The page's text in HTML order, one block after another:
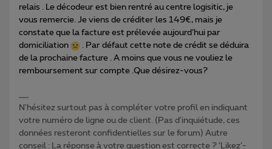
relais . Le décodeur est bien rentré au centre logisitic, je
vous remercie. Je viens de créditer les 149€, mais je
constate que la facture est prélevée aujourd’hui par
domiciliation
. Par défaut cette note de crédit se déduira
de la prochaine facture . A moins que vous ne vouliez le
remboursement sur compte .Que désirez-vous?
N'hésitez surtout pas à compléter votre profil en indiquant
votre numéro de ligne ou de client. (Pas d'inquiétude, ces
données resteront confidentielles sur le forum) Autre
conseil : La réponse à votre question est correcte ? ‘Likez’-